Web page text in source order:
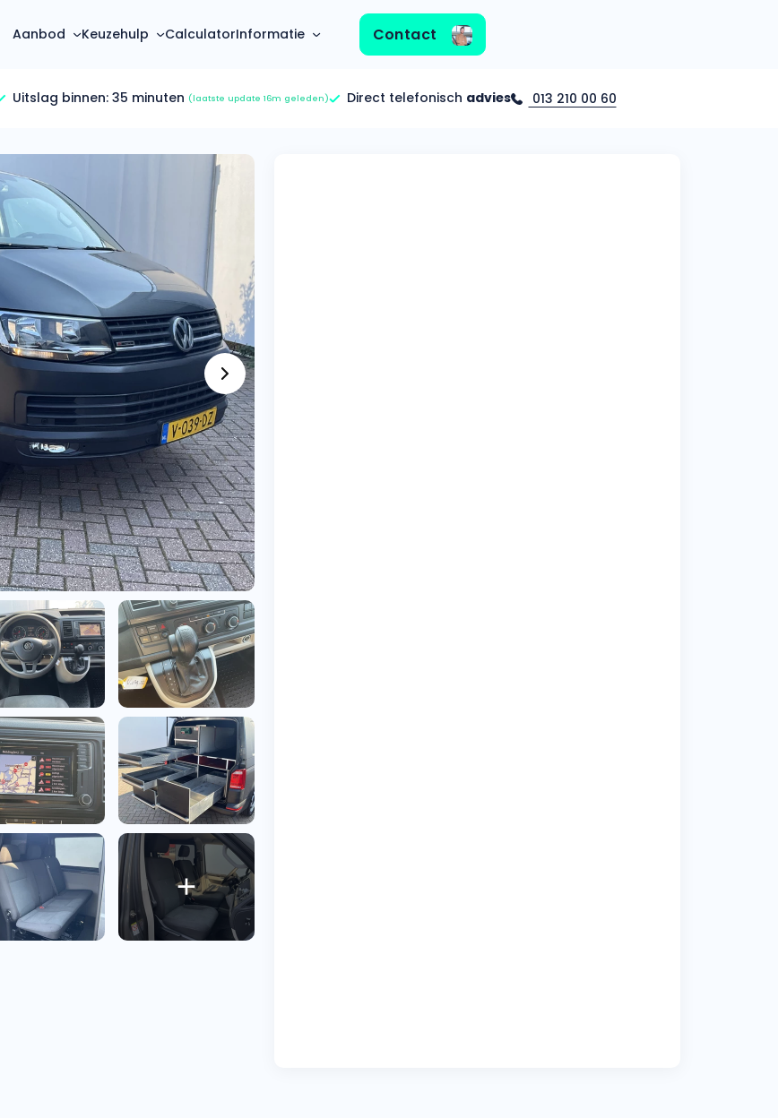
Aanbod
Volkswagen
(4500+ auto's)
Volvo
(1000+ auto's)
Audi
(2000+ auto's)
BMW
(2000+ auto's)
Keuzehulp
Bereken in één minuut
Calculator
Maandbedrag berekenen
Offerte vergelijken
Wij geven jou een betere deal
CalculatorInformatie
Over ons
Gehele FAQ’s
Bekijk volledige FAQ’s
Zakelijk
Vragen over zakelijk
Particulier
Vragen over particulier
Jouw aanvraag
Vragen over jouw aanvraag
Leasevormen
Vragen over leasevormen
Contact
Uitslag binnen: 35 minuten (laatste update 16m geleden) Direct telefonisch advies 013 210 00 60